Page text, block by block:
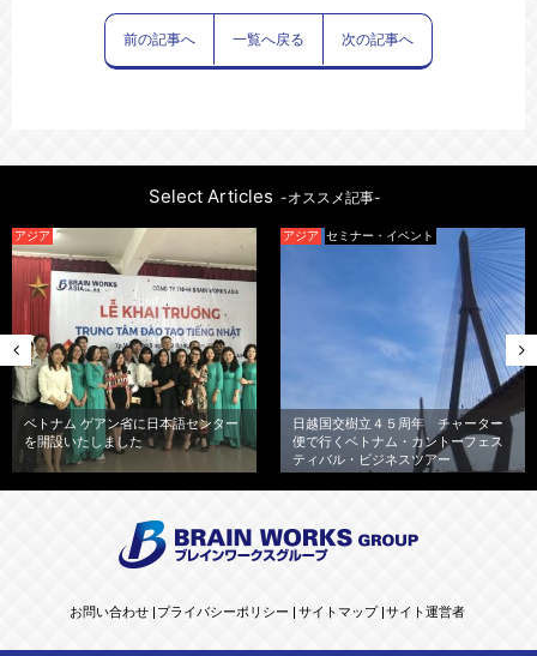
前の記事へ 一覧へ戻る 次の記事へ
Select Articles -オススメ記事-
アジア
ベトナム ゲアン省に日本語センター
を開設いたしました
アジア セミナー・イベント
日越国交樹立４５周年 チャーター
便で行くベトナム・カントーフェス
ティバル・ビジネスツアー
お問い合わせ プライバシーポリシー サイトマップ サイト運営者